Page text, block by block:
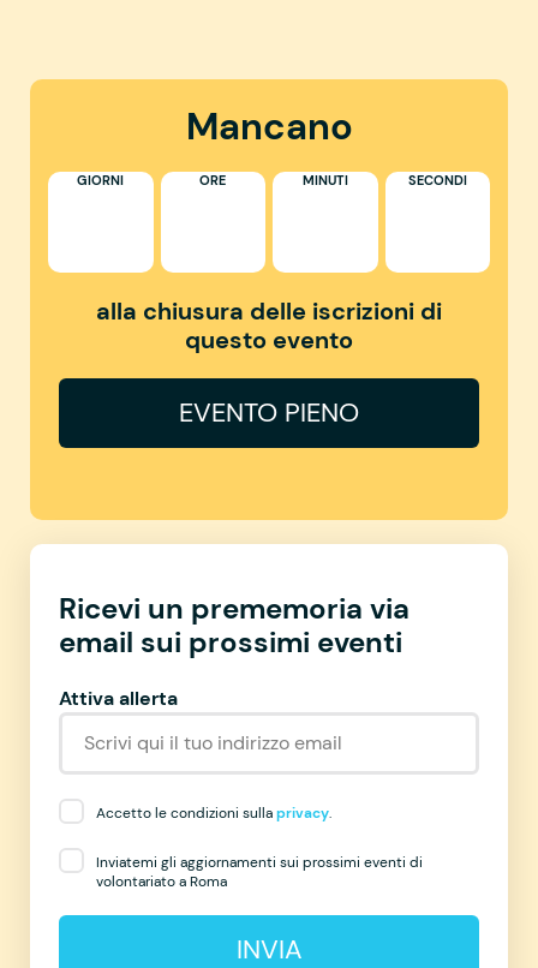
Mancano
GIORNI ORE MINUTI SECONDI
alla chiusura delle iscrizioni di
questo evento
EVENTO PIENO
Ricevi un prememoria via
email sui prossimi eventi
Attiva allerta
Accetto le condizioni sullaprivacy.
Inviatemi gli aggiornamenti sui prossimi eventi di
volontariato a Roma
INVIA